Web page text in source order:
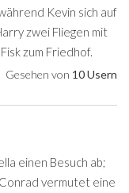
Kevin sich auf
zwei Fliegen mit
zum Friedhof.
Gesehen von 10 Usern
einen Besuch ab;
vermutet eine